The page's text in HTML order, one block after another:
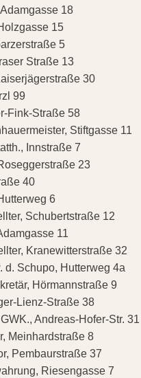
18
15
5
Straße 13
30
99
Fink-Straße 58
Stiftgasse 11
Innstraße 7
23
40
6
Schubertstraße 12
11
Kranewitterstraße 32
d. Schupo, Hutterweg 4a
Hörmannstraße 9
Lienz-Straße 38
Andreas-Hofer-Str. 31
Meinhardstraße 8
Pembaurstraße 37
Riesengasse 7